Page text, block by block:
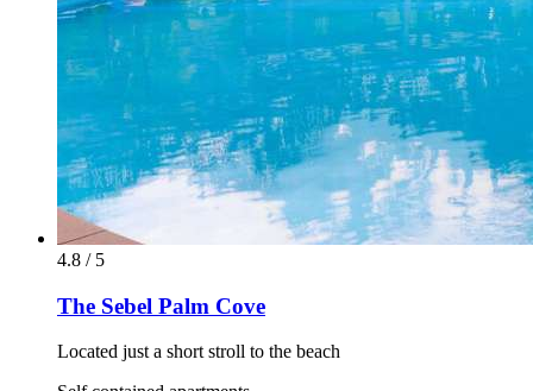
4.8 / 5
The Sebel Palm Cove
Located just a short stroll to the beach